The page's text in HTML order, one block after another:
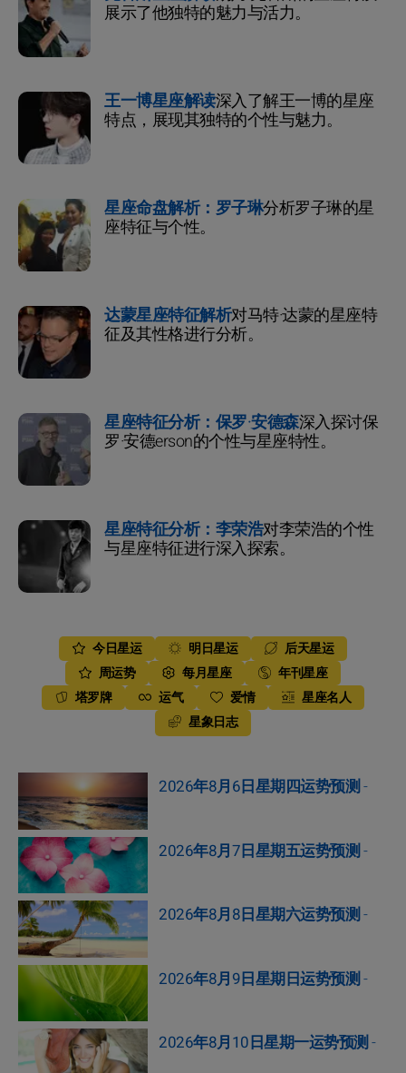
展示了他独特的魅力与活力。
王一博星座解读深入了解王一博的星座
特点，展现其独特的个性与魅力。
星座命盘解析：罗子琳分析罗子琳的星
座特征与个性。
达蒙星座特征解析对马特·达蒙的星座特
征及其性格进行分析。
星座特征分析：保罗·安德森深入探讨保
罗·安德erson的个性与星座特性。
星座特征分析：李荣浩对李荣浩的个性
与星座特征进行深入探索。
今日星运 明日星运
后天星运
周运势
每月星座
年刊星座
塔罗牌
运气 爱情
星座名人
星象日志
2026年8月6日星期四运势预测-
2026年8月7日星期五运势预测-
2026年8月8日星期六运势预测-
2026年8月9日星期日运势预测-
2026年8月10日星期一运势预测-